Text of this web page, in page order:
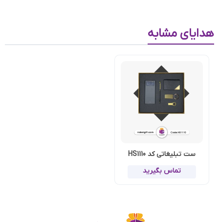
هدایای مشابه
ست تبلیغاتی کد HS1110
تماس بگیرید